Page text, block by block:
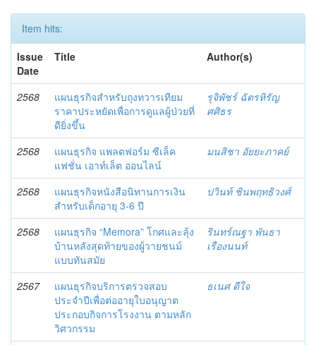
Item hits:
Issue
Date
Title Author(s)
2568
แผนธุรกิจสำหรับถุงทวารเทียม
ราคาประหยัดเพื่อการดูแลผู้ป่วยที่
ดียิ่งขึ้น
รุจิพัชร์ ฉัตรหิรัญ
ศศิธร
2568
แผนธุรกิจ แพลตฟอร์ม ซีเล็ค
แฟชั่น เอาท์เล็ต ออนไลน์
มนสิชา อัยยะภาคย์
2568
แผนธุรกิจหนังสือนิทานการเงิน
สำหรับเด็กอายุ 3-6 ปี
ปวินท์ ชินพฤทธิวงศ์
2568
แผนธุรกิจ “Memora” โกศและลุ้ง
บ้านหลังสุดท้ายของผู้วายชนม์
แบบทันสมัย
รินทร์ณฐา พันธา
เรืองนนท์
2567
แผนธุรกิจบริการตรวจสอบ
ประจำปีเพื่อต่ออายุใบอนุญาต
ประกอบกิจการโรงงาน ตามหลัก
วิศวกรรม
ธเนศ ดีใจ